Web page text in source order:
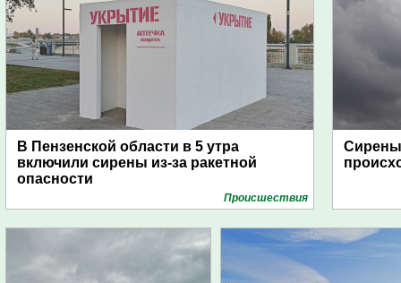
В Пензенской области в 5 утра
включили сирены из-за ракетной
опасности
Проиcшествия
Сирены